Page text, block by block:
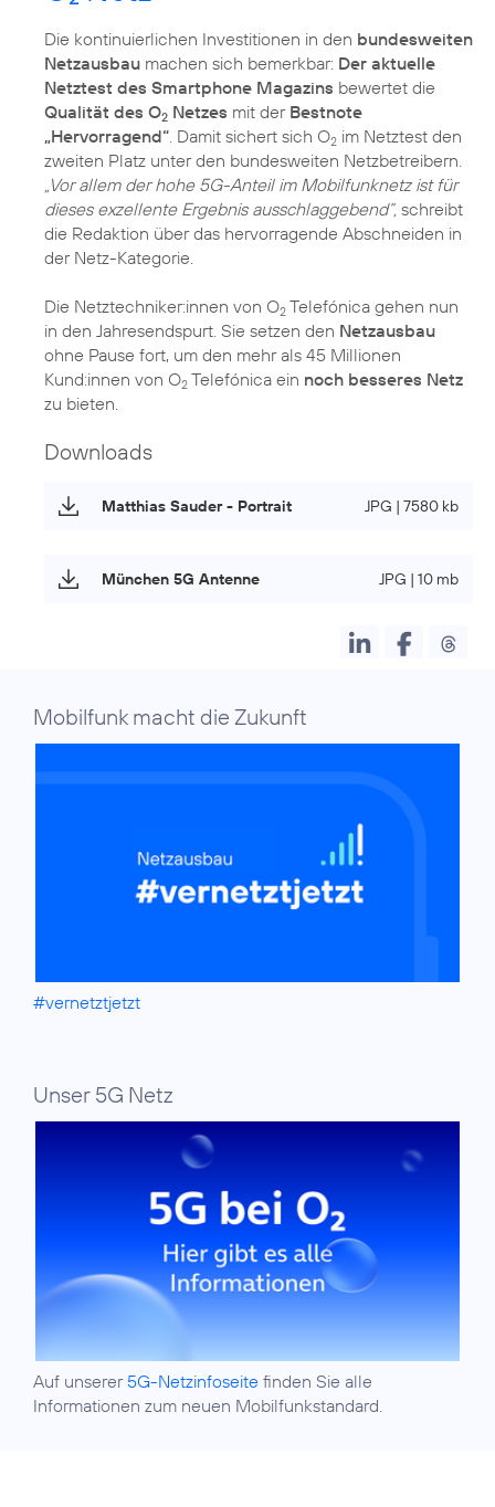
Die kontinuierlichen Investitionen in den bundesweiten
Netzausbau machen sich bemerkbar: Der aktuelle
Netztest des Smartphone Magazins bewertet die
Qualität des O2 Netzes mit der Bestnote
„Hervorragend“ . Damit sichert sich O2 im Netztest den
zweiten Platz unter den bundesweiten Netzbetreibern.
„Vor allem der hohe 5G-Anteil im Mobilfunknetz ist für
dieses exzellente Ergebnis ausschlaggebend“, schreibt
die Redaktion über das hervorragende Abschneiden in
der Netz-Kategorie.
Die Netztechniker:innen von O2 Telefónica gehen nun
in den Jahresendspurt. Sie setzen den Netzausbau
ohne Pause fort, um den mehr als 45 Millionen
Kund:innen von O2 Telefónica ein noch besseres Netz
zu bieten.
Downloads
Matthias Sauder - Portrait JPG | 7580 kb
München 5G Antenne JPG | 10 mb
Mobilfunk macht die Zukunft
#vernetztjetzt
Unser 5G Netz
Auf unserer 5G-Netzinfoseite finden Sie alle
Informationen zum neuen Mobilfunkstandard.